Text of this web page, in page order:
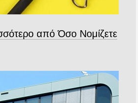
από Όσο Νομίζετε